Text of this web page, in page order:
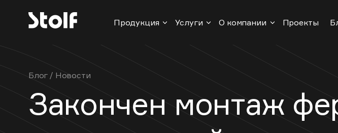
Продукция Услуги О компании Проекты
Блог / Новости
Закончен монтаж